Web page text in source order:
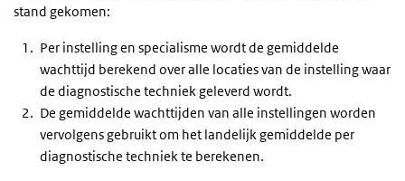
stand gekomen:
Per instelling en specialisme wordt de gemiddelde
wachttijd berekend over alle locaties van de instelling waar
de diagnostische techniek geleverd wordt.
De gemiddelde wachttijden van alle instellingen worden
vervolgens gebruikt om het landelijk gemiddelde per
diagnostische techniek te berekenen.